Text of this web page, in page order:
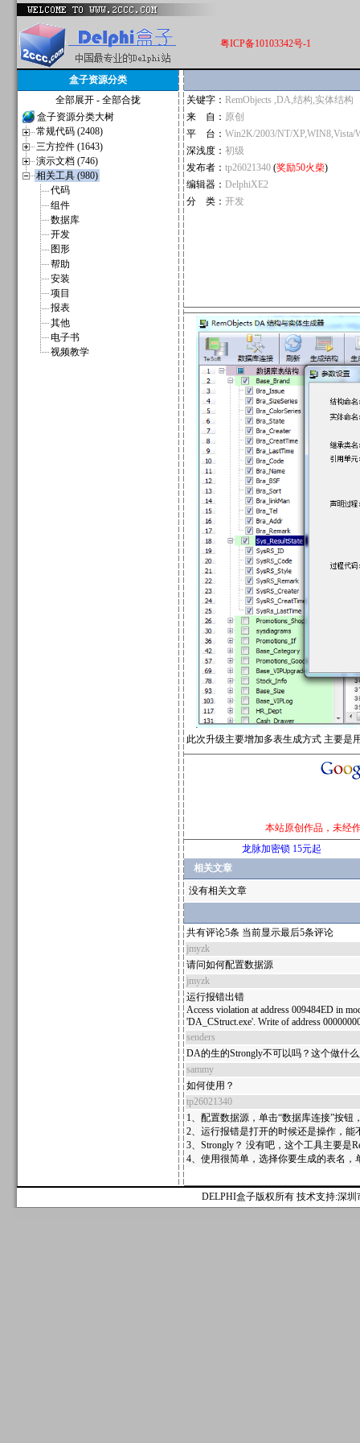
粤ICP备10103342号-1
盒子资源分类
全部展开 - 全部合拢
盒子资源分类大树
常规代码 (2408)
三方控件 (1643)
演示文档 (746)
相关工具 (980)
代码
组件
数据库
开发
图形
帮助
安装
项目
报表
其他
电子书
视频教学
关键字： RemObjects ,DA,结构,实体结构
来 自： 原创
平 台： Win2K/2003/NT/XP,WIN8,Vista/
深浅度： 初级
发布者： tp26021340 (奖励50火柴)
编辑器： DelphiXE2
分 类： 开发
此次升级主要增加多表生成方式 主要是
本站原创作品，未经
龙脉加密锁 15元起
相关文章
没有相关文章
共有评论5条 当前显示最后5条评论
jmyzk
请问如何配置数据源
jmyzk
运行报错出错
Access violation at address 009484ED in
'DA_CStruct.exe'. Write of address
senders
DA的生的Strongly不可以吗？这个做什
sammy
如何使用？
tp26021340
1、配置数据源，单击“数据库连接”按
2、运行报错是打开的时候还是操作，能
3、Strongly？ 没有吧，这个工具主要是
4、使用很简单，选择你要生成的表名，
DELPHI盒子版权所有 技术支持:深